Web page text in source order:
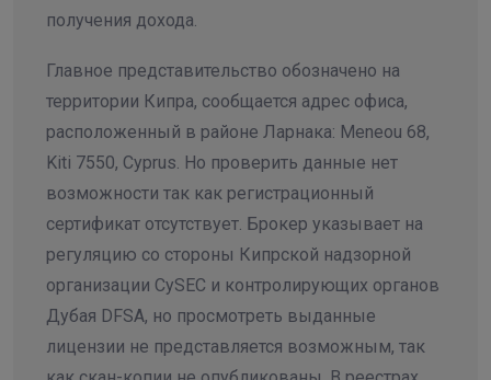
получения дохода.
Главное представительство обозначено на
территории Кипра, сообщается адрес офиса,
расположенный в районе Ларнака: Meneou 68,
Kiti 7550, Cyprus. Но проверить данные нет
возможности так как регистрационный
сертификат отсутствует. Брокер указывает на
регуляцию со стороны Кипрской надзорной
организации CySEC и контролирующих органов
Дубая DFSA, но просмотреть выданные
лицензии не представляется возможным, так